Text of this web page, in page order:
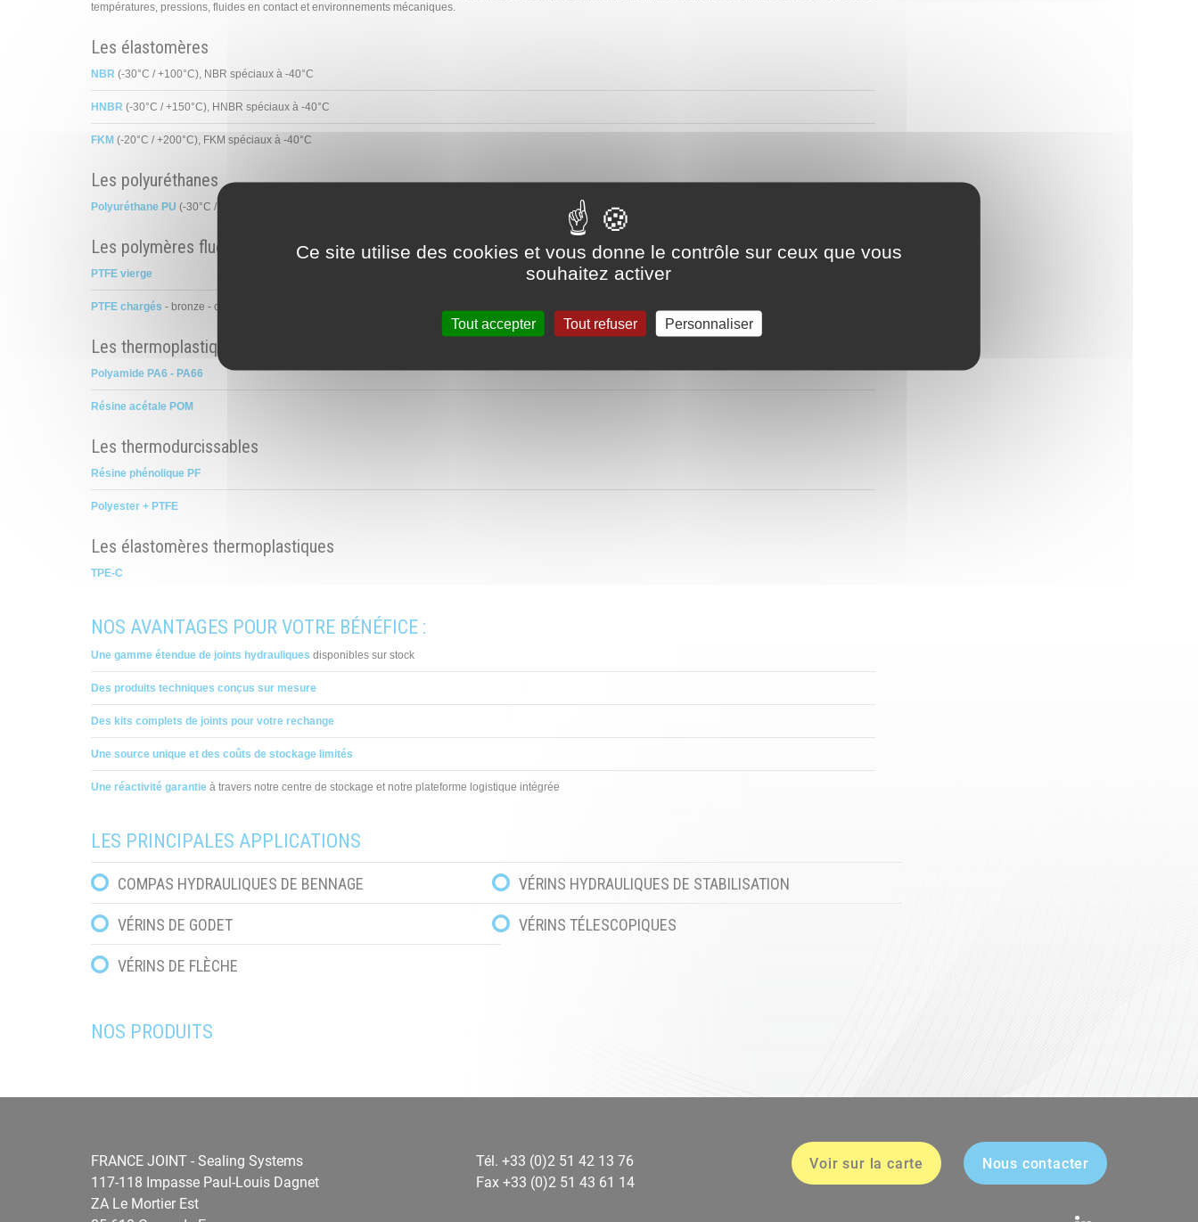
températures, pressions, fluides en contact et environnements mécaniques.
Les élastomères
NBR (-30°C / +100°C), NBR spéciaux à -40°C
HNBR (-30°C / +150°C), HNBR spéciaux à -40°C
FKM (-20°C / +200°C), FKM spéciaux à -40°C
Les polyuréthanes
Polyuréthane PU (-30°C / +90°C), PU spéciaux à +110°C jusqu'à +150°C selon les fluides en contact
Les polymères fluorés
PTFE vierge
PTFE chargés - bronze - carbone - graphite - verre - etc.
Les thermoplastiques
Polyamide PA6 - PA66
Résine acétale POM
Les thermodurcissables
Résine phénolique PF
Polyester + PTFE
Les élastomères thermoplastiques
TPE-C
NOS AVANTAGES POUR VOTRE BÉNÉFICE :
Une gamme étendue de joints hydrauliques disponibles sur stock
Des produits techniques conçus sur mesure
Des kits complets de joints pour votre rechange
Une source unique et des coûts de stockage limités
Une réactivité garantie à travers notre centre de stockage et notre plateforme logistique intégrée
LES PRINCIPALES APPLICATIONS
COMPAS HYDRAULIQUES DE BENNAGE
VÉRINS DE GODET
VÉRINS DE FLÈCHE
VÉRINS HYDRAULIQUES DE STABILISATION
VÉRINS TÉLESCOPIQUES
NOS PRODUITS
FRANCE JOINT - Sealing Systems
117-118 Impasse Paul-Louis Dagnet
ZA Le Mortier Est
Tél. +33 (0)2 51 42 13 76
Fax +33 (0)2 51 43 61 14
Voir sur la carte Nous contacter
Ce site utilise des cookies et vous donne le contrôle sur ceux que vous
souhaitez activer
Tout accepter Tout refuser Personnaliser